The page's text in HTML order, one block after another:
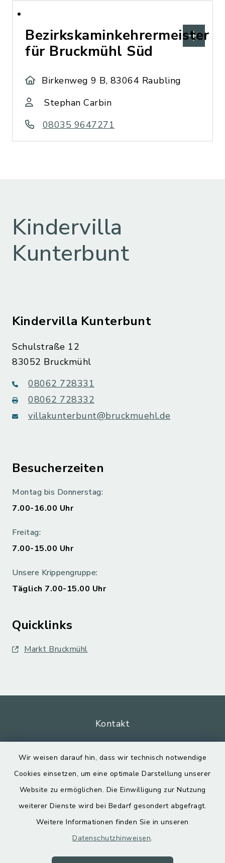
Wir weisen darauf hin, dass wir technisch notwendige
Cookies einsetzen, um eine optimale Darstellung unserer
Website zu ermöglichen. Die Einwilligung zur Nutzung
weiterer Dienste wird bei Bedarf gesondert abgefragt.
Weitere Informationen finden Sie in unseren
Datenschutzhinweisen.
Bezirkskaminkehrermeister
für Bruckmühl Süd
Birkenweg 9 B, 83064 Raubling
Stephan Carbin
08035 9647271
Kindervilla
Kunterbunt
Kindervilla Kunterbunt
Schulstraße 12
83052 Bruckmühl
08062 728331
08062 728332
villakunterbunt@bruckmuehl.de
Besucherzeiten
Montag bis Donnerstag:
7.00-16.00 Uhr
Freitag:
7.00-15.00 Uhr
Unsere Krippengruppe:
Täglich 7.00-15.00 Uhr
Quicklinks
Markt Bruckmühl
Kontakt
Datenschutz
Impressum
Sitemap
Cookie-Einstellungen